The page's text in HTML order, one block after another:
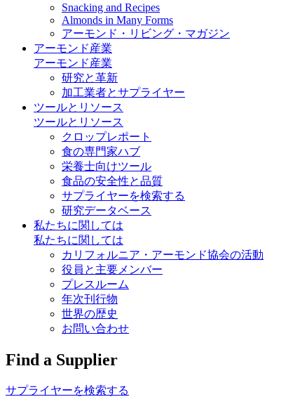
Snacking and Recipes
Almonds in Many Forms
アーモンド・リビング・マガジン
アーモンド産業
アーモンド産業
研究と革新
加工業者とサプライヤー
ツールとリソース
ツールとリソース
クロップレポート
食の専門家ハブ
栄養士向けツール
食品の安全性と品質
サプライヤーを検索する
研究データベース
私たちに関しては
私たちに関しては
カリフォルニア・アーモンド協会の活動
役員と主要メンバー
プレスルーム
年次刊行物
世界の歴史
お問い合わせ
Find a Supplier
サプライヤーを検索する